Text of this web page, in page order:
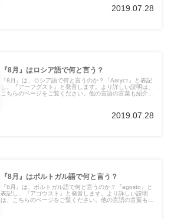
2019.07.28
『8月』はロシア語で何と言う？
『8月』は、ロシア語で何と言うのか？『Август』と表記
し、『アーフグスト』と発音します。より詳しい説明は、
こちらのページをご覧ください。他の言語の言葉も紹介し
2019.07.28
『8月』はポルトガル語で何と言う？
『8月』は、ポルトガル語で何と言うのか？『agosto』と
表記し、『アゴウスト』と発音します。より詳しい説明
は、こちらのページをご覧ください。他の言語の言葉も紹